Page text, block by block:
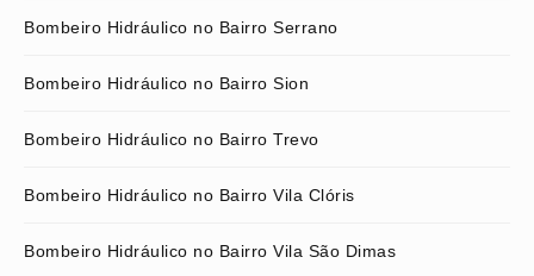
Bombeiro Hidráulico no Bairro Serrano
Bombeiro Hidráulico no Bairro Sion
Bombeiro Hidráulico no Bairro Trevo
Bombeiro Hidráulico no Bairro Vila Clóris
Bombeiro Hidráulico no Bairro Vila São Dimas